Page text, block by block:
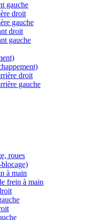
gauche
droit
gauche
droit
gauche
droit
gauche
roues
à main
frein à main